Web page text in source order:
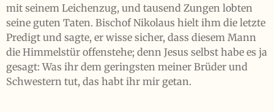
mit seinem Leichenzug, und tausend Zungen lobten
seine guten Taten. Bischof Nikolaus hielt ihm die letzte
Predigt und sagte, er wisse sicher, dass diesem Mann
die Himmelstür offenstehe; denn Jesus selbst habe es ja
gesagt: Was ihr dem geringsten meiner Brüder und
Schwestern tut, das habt ihr mir getan.